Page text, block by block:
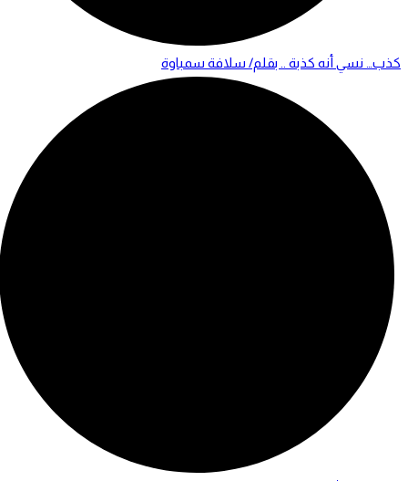
كذب… نسي أنه كذبة .. بقلم/ سلافة سمباوة